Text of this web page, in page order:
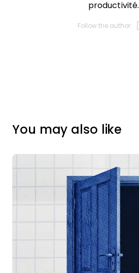
productivité.
Follow the author:
You may also like